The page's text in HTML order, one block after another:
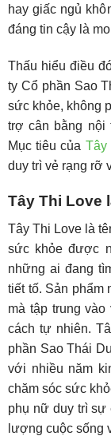
hay giấc ngủ
đáng tin cậy là
Thấu hiểu điều
ty Cổ phần Sao
sức khỏe, không
trợ cân bằng nội
Mục tiêu của Tây
duy trì vẻ rạng rỡ
Tây Thi Love
Tây Thi Love là
sức khỏe được
những ai đang
tiết tố. Sản phẩm
mà tập trung
cách tự nhiên.
phần Sao Thái
với nhiều năm
chăm sóc sức
phụ nữ duy trì sự
lượng cuộc sống